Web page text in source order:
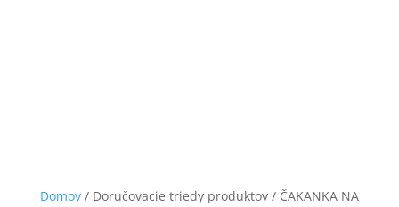
Domov/ Doručovacie triedy produktov / ČAKANKA NA